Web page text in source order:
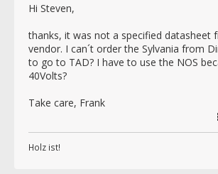
Hi Steven,
thanks, it was not a specified datasheet
vendor. I can´t order the Sylvania from
to go to TAD? I have to use the NOS
40Volts?
Take care, Frank
Holz ist!